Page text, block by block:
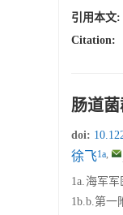
引用本文:
Citation:
肠道
doi:
徐飞1a,
1a. 海军军
1b.b.第一